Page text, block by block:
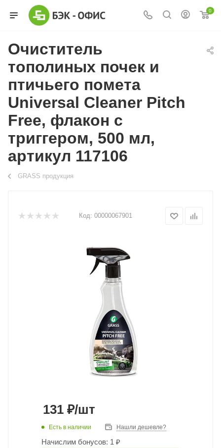
0
Очиститель
тополиных почек и
птичьего помета
Universal Cleaner Pitch
Free, флакон с
триггером, 500 мл,
артикул 117106
GRASS продукция
Код: 00000067901
131 ₽/шт
Есть в наличии Нашли дешевле?
Начислим бонусов: 1 ₽